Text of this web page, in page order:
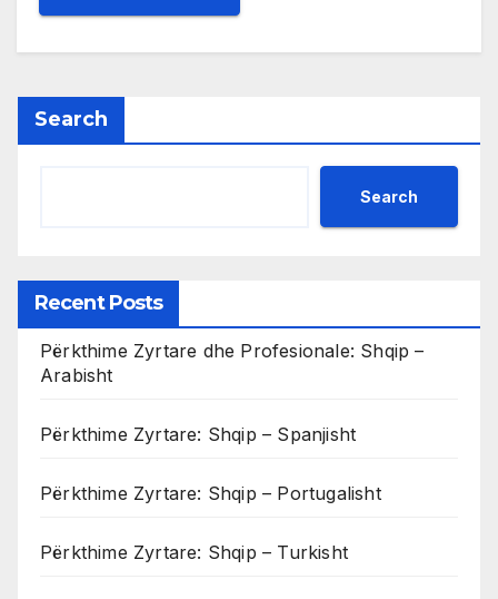
Search
Search
Recent Posts
Përkthime Zyrtare dhe Profesionale: Shqip –
Arabisht
Përkthime Zyrtare: Shqip – Spanjisht
Përkthime Zyrtare: Shqip – Portugalisht
Përkthime Zyrtare: Shqip – Turkisht